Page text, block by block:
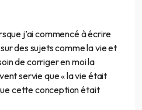
j’ai commencé à écrire
des sujets comme la vie et
de corriger en moi la
servie que « la vie était
cette conception était